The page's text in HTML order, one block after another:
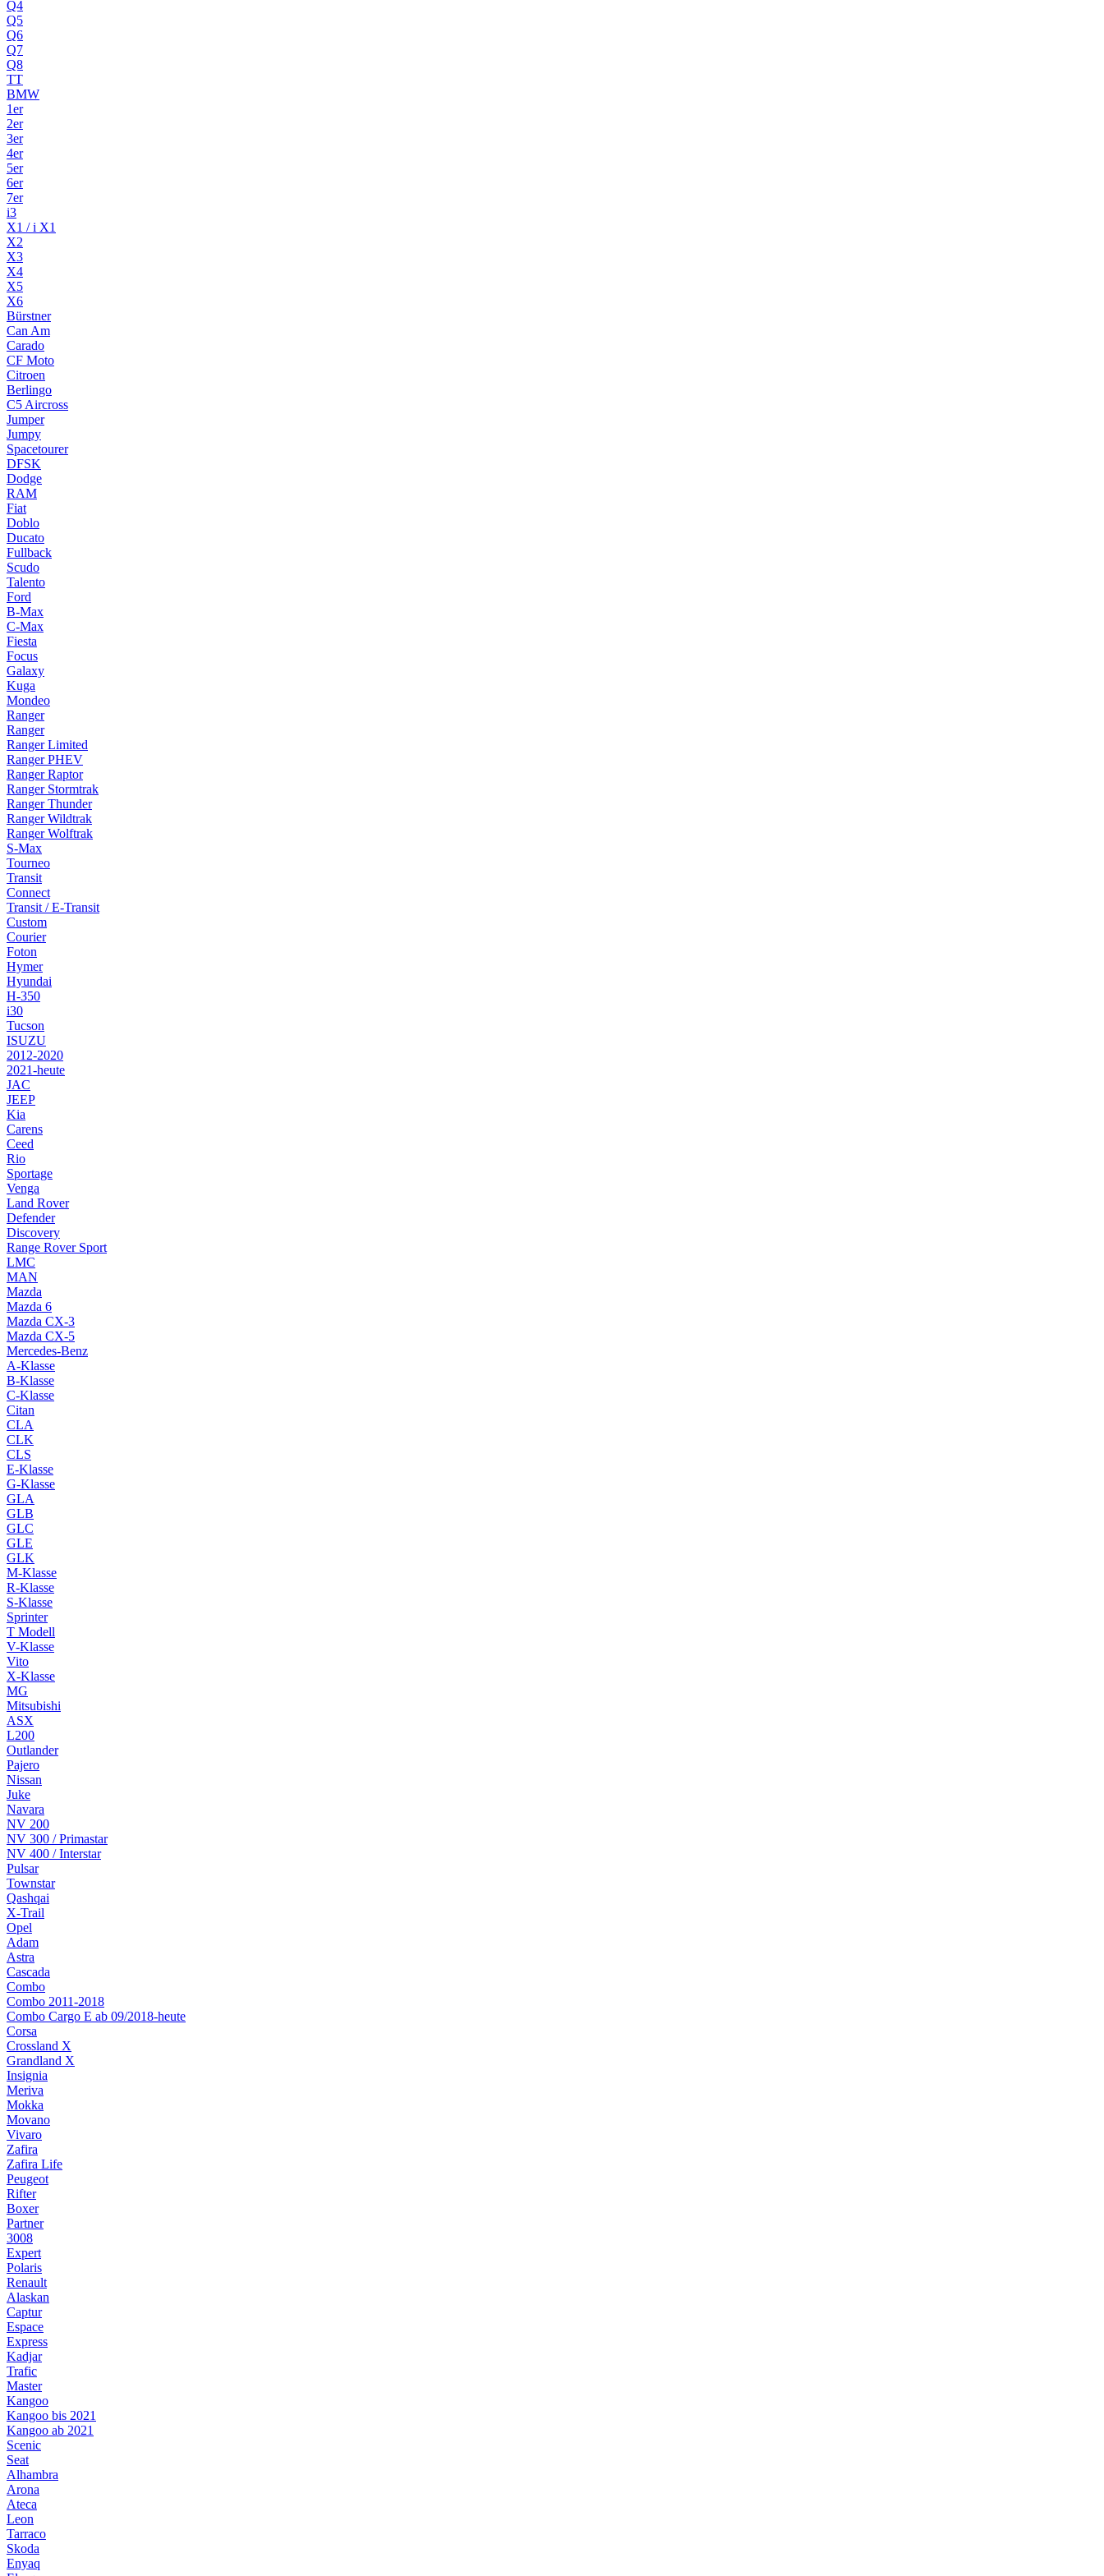
Q4
Q5
Q6
Q7
Q8
TT
BMW
1er
2er
3er
4er
5er
6er
7er
i3
X1 / i X1
X2
X3
X4
X5
X6
Bürstner
Can Am
Carado
CF Moto
Citroen
Berlingo
C5 Aircross
Jumper
Jumpy
Spacetourer
DFSK
Dodge
RAM
Fiat
Doblo
Ducato
Fullback
Scudo
Talento
Ford
B-Max
C-Max
Fiesta
Focus
Galaxy
Kuga
Mondeo
Ranger
Ranger
Ranger Limited
Ranger PHEV
Ranger Raptor
Ranger Stormtrak
Ranger Thunder
Ranger Wildtrak
Ranger Wolftrak
S-Max
Tourneo
Transit
Connect
Transit / E-Transit
Custom
Courier
Foton
Hymer
Hyundai
H-350
i30
Tucson
ISUZU
2012-2020
2021-heute
JAC
JEEP
Kia
Carens
Ceed
Rio
Sportage
Venga
Land Rover
Defender
Discovery
Range Rover Sport
LMC
MAN
Mazda
Mazda 6
Mazda CX-3
Mazda CX-5
Mercedes-Benz
A-Klasse
B-Klasse
C-Klasse
Citan
CLA
CLK
CLS
E-Klasse
G-Klasse
GLA
GLB
GLC
GLE
GLK
M-Klasse
R-Klasse
S-Klasse
Sprinter
T Modell
V-Klasse
Vito
X-Klasse
MG
Mitsubishi
ASX
L200
Outlander
Pajero
Nissan
Juke
Navara
NV 200
NV 300 / Primastar
NV 400 / Interstar
Pulsar
Townstar
Qashqai
X-Trail
Opel
Adam
Astra
Cascada
Combo
Combo 2011-2018
Combo Cargo E ab 09/2018-heute
Corsa
Crossland X
Grandland X
Insignia
Meriva
Mokka
Movano
Vivaro
Zafira
Zafira Life
Peugeot
Rifter
Boxer
Partner
3008
Expert
Polaris
Renault
Alaskan
Captur
Espace
Express
Kadjar
Trafic
Master
Kangoo
Kangoo bis 2021
Kangoo ab 2021
Scenic
Seat
Alhambra
Arona
Ateca
Leon
Tarraco
Skoda
Enyaq